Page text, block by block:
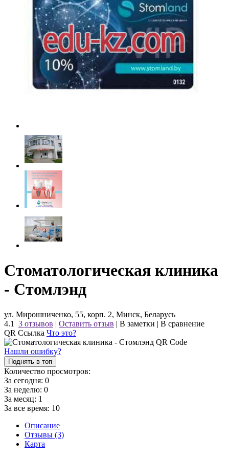
Стоматологическая клиника
- Стомлэнд
ул. Мирошниченко, 55, корп. 2, Минск, Беларусь
4.1
3 отзывов | Оставить отзыв | В заметки | В сравнение
QR Ссылка Что это?
Нашли ошибку?
Поднять в топ
Количество просмотров:
За сегодня: 0
За неделю: 0
За месяц: 1
За все время: 10
Описание
Отзывы (3)
Карта